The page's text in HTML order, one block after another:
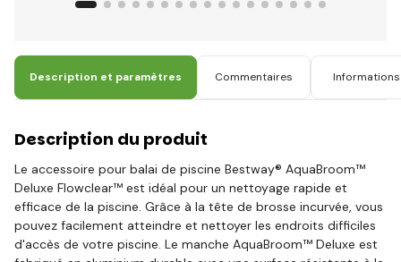
Description et paramètres Commentaires
Description du produit
Le accessoire pour balai de piscine Bestway® AquaBroom™
Deluxe Flowclear™ est idéal pour un nettoyage rapide et
efficace de la piscine. Grâce à la tête de brosse incurvée, vous
pouvez facilement atteindre et nettoyer les endroits difficiles
d'accès de votre piscine. Le manche AquaBroom™ Deluxe est